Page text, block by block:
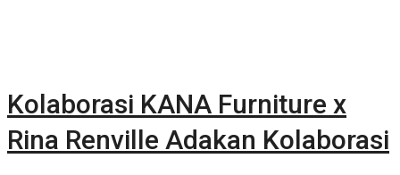
Kolaborasi KANA Furniture x
Rina Renville Adakan Kolaborasi